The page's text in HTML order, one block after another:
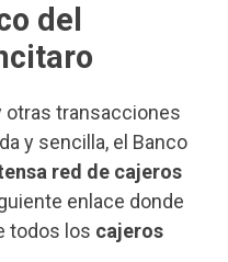
del
otras transacciones
y sencilla, el Banco
red de cajeros
enlace donde
todos los cajeros